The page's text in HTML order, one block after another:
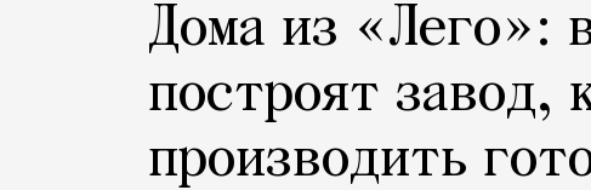
Дома из «Лего»:
построят завод,
производить